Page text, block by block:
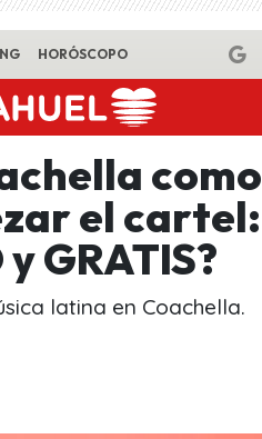
HORÓSCOPO
como
el cartel:
GRATIS?
latina en Coachella.